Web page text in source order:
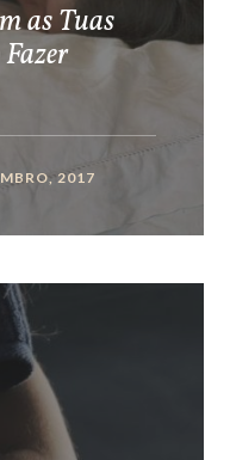
as Tuas
2017